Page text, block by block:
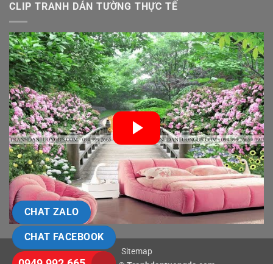
CLIP TRANH DÁN TƯỜNG THỰC TẾ
Sitemap
CHAT ZALO
CHAT FACEBOOK